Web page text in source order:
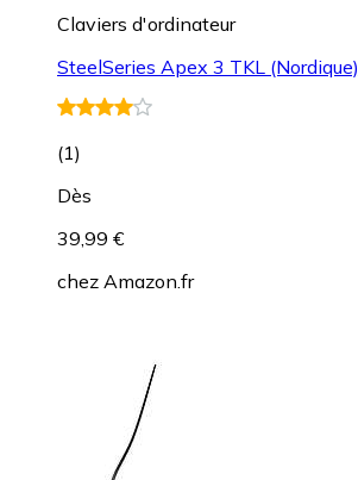
Claviers d'ordinateur
SteelSeries Apex 3 TKL (Nordique)
(1)
Dès
39,99 €
chez Amazon.fr